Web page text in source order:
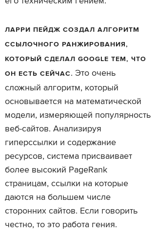
ЛАРРИ ПЕЙДЖ СОЗДАЛ АЛГОРИТМ
ССЫЛОЧНОГО РАНЖИРОВАНИЯ,
КОТОРЫЙ СДЕЛАЛ GOOGLE ТЕМ, ЧТО
ОН ЕСТЬ СЕЙЧАС. Это очень
сложный алгоритм, который
основывается на математической
модели, измеряющей популярность
веб-сайтов. Анализируя
гиперссылки и содержание
ресурсов, система присваивает
более высокий PageRank
страницам, ссылки на которые
даются на большем числе
сторонних сайтов. Если говорить
честно, то это работа гения.